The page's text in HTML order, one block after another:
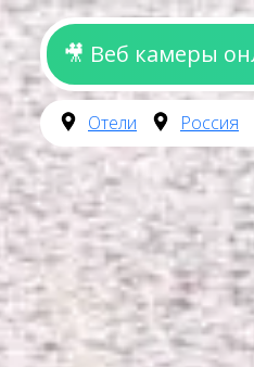
🎥 Веб камеры
Отели Россия